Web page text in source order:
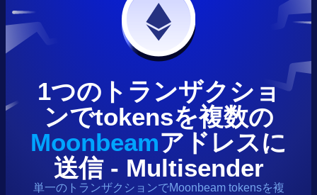
1つのトランザクショ
ンでtokensを複数の
Moonbeamアドレスに
送信 - Multisender
単一のトランザクションでMoonbeam tokensを複